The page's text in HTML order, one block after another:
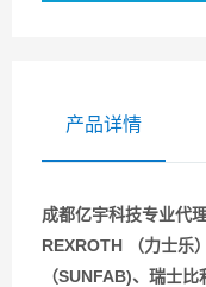
产品详情
成都亿宇科技专业代
REXROTH （力士乐
（SUNFAB)、瑞士